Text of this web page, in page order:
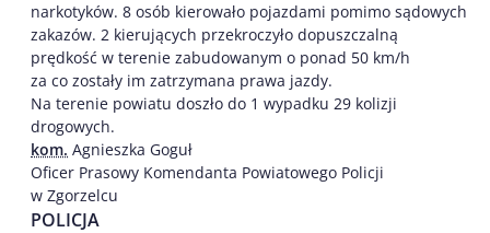
narkotyków. 8 osób kierowało pojazdami pomimo sądowych
zakazów. 2 kierujących przekroczyło dopuszczalną
prędkość w terenie zabudowanym o ponad 50 km/h
za co zostały im zatrzymana prawa jazdy.
Na terenie powiatu doszło do 1 wypadku 29 kolizji
drogowych.
kom. Agnieszka Goguł
Oficer Prasowy Komendanta Powiatowego Policji
w Zgorzelcu
POLICJA